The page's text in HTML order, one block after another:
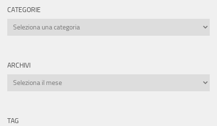
CATEGORIE
Categorie
ARCHIVI
Archivi
TAG